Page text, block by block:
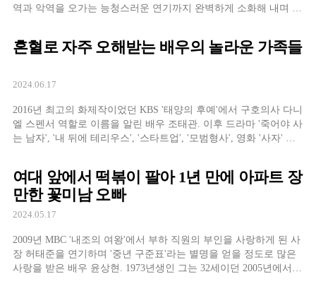
역과 악역을 오가는 능청스러운 연기까지 완벽하게 소화해 내며 호
하다. 그런 그의 성격을 엿볼 수 있는
혼혈로 자주 오해받는 배우의 놀라운 가족들
2024.06.17
2016년 최고의 화제작이었던 KBS '태양의 후예'에서 구호의사 다니
엘 스펜서 역할로 이름을 알린 배우 조태관. 이후 드라마 '죽어야 사
는 남자', '내 뒤에 테리우스', '스타트업', '모범형사', 영화 '사자' 등
로 오해받곤 한
여대 앞에서 떡볶이 팔아 1년 만에 아파트 장
만한 꽃미남 오빠
2024.05.17
2009년 MBC '내조의 여왕'에서 부하 직원의 부인을 사랑하게 된 사
장 허태준을 연기하며 '중년 구준표'라는 별명을 얻을 정도로 많은
사랑을 받은 배우 윤상현. 1973년생인 그는 32세이던 2005년에서야